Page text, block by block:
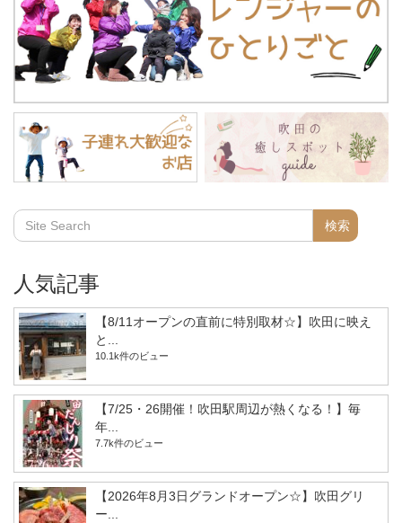
人気記事
【8/11オープンの直前に特別取材☆】吹田に映え
と...
10.1k件のビュー
【7/25・26開催！吹田駅周辺が熱くなる！】毎
年...
7.7k件のビュー
【2026年8月3日グランドオープン☆】吹田グリ
ー...